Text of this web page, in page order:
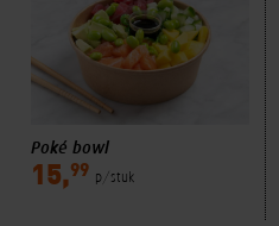
Poké bowl
15,99 p/stuk